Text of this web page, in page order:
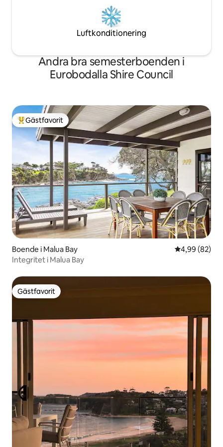
Luftkonditionering
Andra bra semesterboenden i
Eurobodalla Shire Council
Populär gästfavorit
Gästfavorit
Boende i Malua Bay 4,99 av 5 i
4,99 (82)
Integritet i Malua Bay
Gästfavorit
Gästfavorit